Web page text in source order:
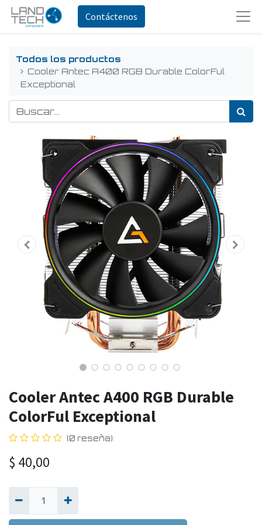
Contáctenos
Todos los productos
Cooler Antec A400 RGB Durable ColorFul
Exceptional
Cooler Antec A400 RGB Durable
ColorFul Exceptional
(0 reseña)
$ 40,00